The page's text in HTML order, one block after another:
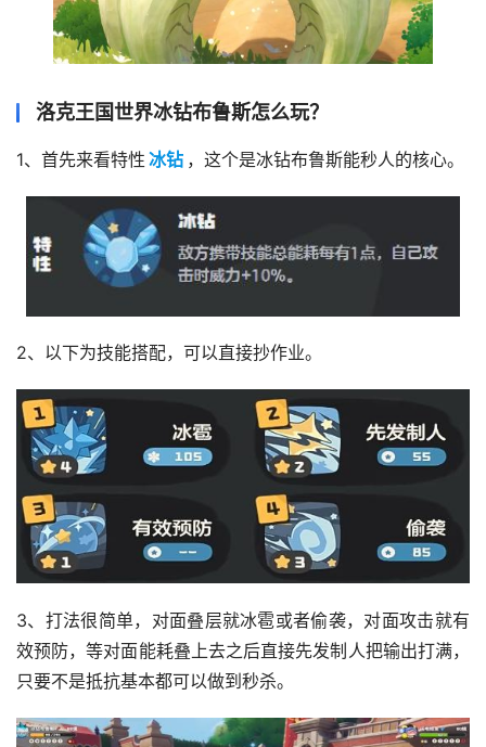
洛克王国世界冰钻布鲁斯怎么玩？
1、首先来看特性 冰钻 ，这个是冰钻布鲁斯能秒人的核心。
2、以下为技能搭配，可以直接抄作业。
3、打法很简单，对面叠层就冰雹或者偷袭，对面攻击就有
效预防，等对面能耗叠上去之后直接先发制人把输出打满，
只要不是抵抗基本都可以做到秒杀。